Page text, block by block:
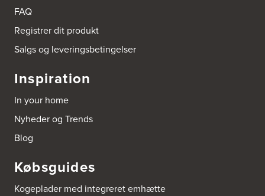
FAQ
Registrer dit produkt
Salgs og leveringsbetingelser
Inspiration
In your home
Nyheder og Trends
Blog
Købsguides
Kogeplader med integreret emhætte